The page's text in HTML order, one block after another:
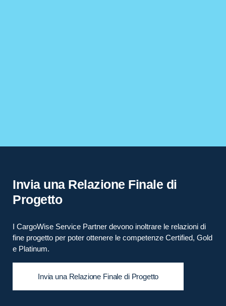
Invia una Relazione Finale di
Progetto
I CargoWise Service Partner devono inoltrare le relazioni di
fine progetto per poter ottenere le competenze Certified, Gold
e Platinum.
Invia una Relazione Finale di Progetto